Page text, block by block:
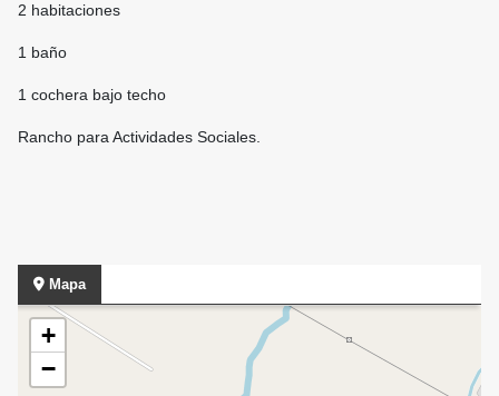
2 habitaciones
1 baño
1 cochera bajo techo
Rancho para Actividades Sociales.
Mapa
+
−